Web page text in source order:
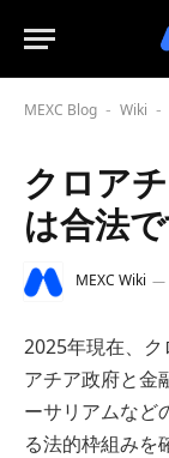
MEXC Blog - Wiki -
クロア
は合法
MEXC Wiki
2025年現在、
アチア政府と金
ーサリアムなど
る法的枠組みを